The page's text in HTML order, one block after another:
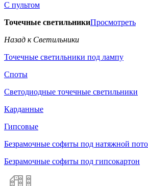
С пультом
Точечные светильникиПросмотреть
Назад к Светильники
Точечные светильники под лампу
Споты
Светодиодные точечные светильники
Карданные
Гипсовые
Безрамочные софиты под натяжной
Безрамочные софиты под гипсокартон